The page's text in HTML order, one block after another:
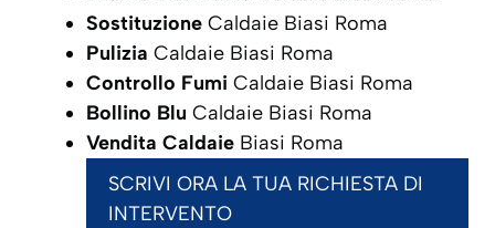
Sostituzione Caldaie Biasi Roma
Pulizia Caldaie Biasi Roma
Controllo Fumi Caldaie Biasi Roma
Bollino Blu Caldaie Biasi Roma
Vendita Caldaie Biasi Roma
SCRIVI ORA LA TUA RICHIESTA DI
INTERVENTO